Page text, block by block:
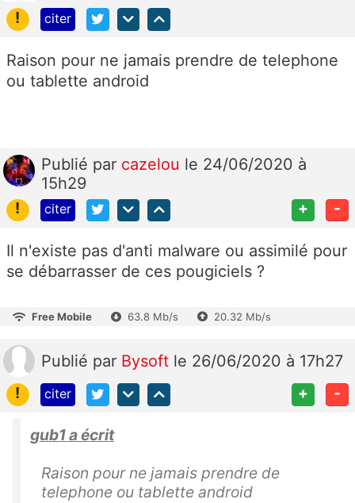
!
citer
Raison pour ne jamais prendre de telephone
ou tablette android
Publié par cazelou le 24/06/2020 à
15h29
!
citer + -
Il n'existe pas d'anti malware ou assimilé pour
se débarrasser de ces pougiciels ?
Free Mobile 63.8 Mb/s 20.32 Mb/s
Publié par Bysoft le 26/06/2020 à 17h27
!
citer + -
gub1 a écrit
Raison pour ne jamais prendre de
telephone ou tablette android